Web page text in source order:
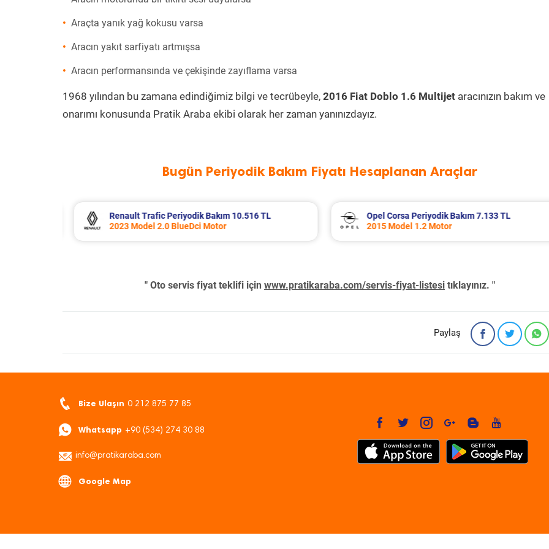
Araçta yanık yağ kokusu varsa
Aracın yakıt sarfiyatı artmışsa
Aracın performansında ve çekişinde zayıflama varsa
1968 yılından bu zamana edindiğimiz bilgi ve tecrübeyle, 2016 Fiat Doblo 1.6 Multijet aracınızın bakım ve
onarımı konusunda Pratik Araba ekibi olarak her zaman yanınızdayız.
Bugün Periyodik Bakım Fiyatı Hesaplanan Araçlar
Opel Corsa Periyodik Bakım 7.133 TL
2015 Model 1.2 Motor
Seat Leon Periyodik Bakım 7.335 TL
2016 Model 1.2 Tsi Motor
" Oto servis fiyat teklifi için www.pratikaraba.com/servis-fiyat-listesi tıklayınız. "
Paylaş
Bize Ulaşın 0 212 875 77 85
Whatsapp +90 (534) 274 30 88
info@pratikaraba.com
Google Map